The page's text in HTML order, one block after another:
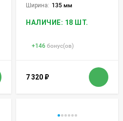
Ширина: 135 мм
НАЛИЧИЕ: 18 ШТ.
+146 бонус(ов)
7 320 ₽